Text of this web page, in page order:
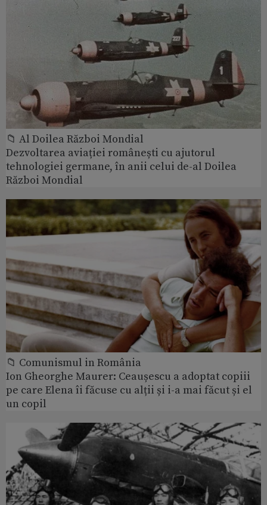
📁 Al Doilea Război Mondial
Dezvoltarea aviației românești cu ajutorul
tehnologiei germane, în anii celui de-al Doilea
Război Mondial
📁 Comunismul in România
Ion Gheorghe Maurer: Ceaușescu a adoptat copiii
pe care Elena îi făcuse cu alții și i-a mai făcut și el
un copil